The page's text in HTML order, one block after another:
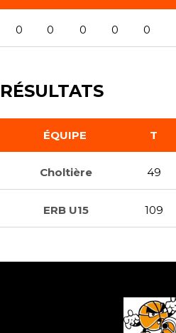
0 0 0 0 0
RÉSULTATS
ÉQUIPE T
Choltière 49
ERB U15 109